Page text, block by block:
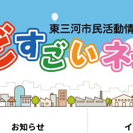
お知らせ